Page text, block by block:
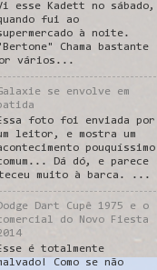
esse Kadett no sábado,
fui ao
à noite.
Chama bastante
vários...
se envolve em
foto foi enviada por
leitor, e mostra um
pouquíssimo
Dá dó, e parece
muito à barca. ...
Dart Cupê 1975 e o
do Novo Fiesta
é totalmente
Como se não